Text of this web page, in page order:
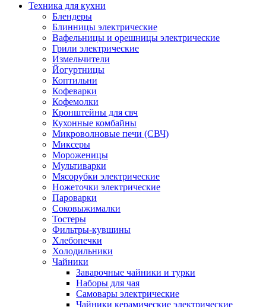
Техника для кухни
Блендеры
Блинницы электрические
Вафельницы и орешницы электрические
Грили электрические
Измельчители
Йогуртницы
Коптильни
Кофеварки
Кофемолки
Кронштейны для свч
Кухонные комбайны
Микроволновые печи (СВЧ)
Миксеры
Мороженицы
Мультиварки
Мясорубки электрические
Ножеточки электрические
Пароварки
Соковыжималки
Тостеры
Фильтры-кувшины
Хлебопечки
Холодильники
Чайники
Заварочные чайники и турки
Наборы для чая
Самовары электрические
Чайники керамические электрические